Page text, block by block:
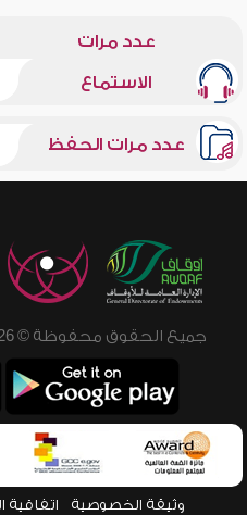
عدد مرات
الاستماع
عدد مرات الحفظ
جميع الحقوق محفوظة © 2026 - 1998 لشبكة إسلام ويب
وثيقة الخصوصية اتفاقية